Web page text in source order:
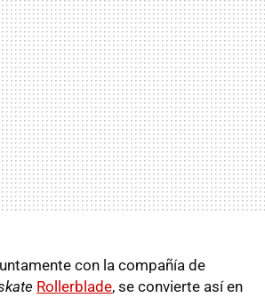
con la compañía de
Rollerblade, se convierte así en